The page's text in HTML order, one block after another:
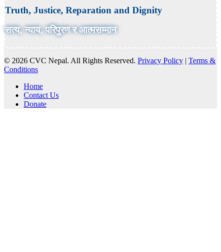
Truth, Justice, Reparation and Dignity
सत्य, न्याय, परिपुरण र आत्मसम्मान
© 2026 CVC Nepal. All Rights Reserved. Privacy Policy | Terms &
Conditions
Home
Contact Us
Donate